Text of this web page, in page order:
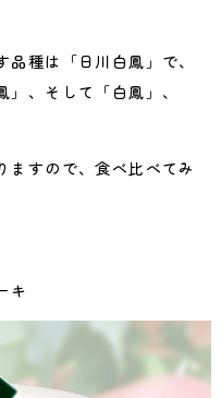
種は「日川白鳳」で、
、そして「白鳳」、
ますので、食べ比べてみ
キ